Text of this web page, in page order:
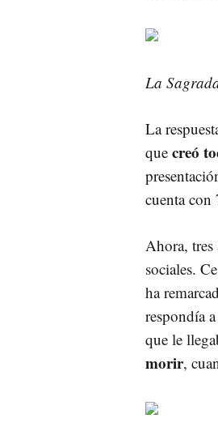
La
La
que creó
cuenta con
Ahora, tres
sociales.
ha
respondía
que le
morir,